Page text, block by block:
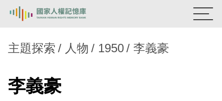
新生訓導處
主題探索 人物 1950 李義豪
李義豪